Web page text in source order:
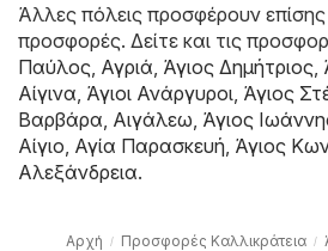
Άλλες πόλεις προσφέρουν επίσης
προσφορές. Δείτε και τις
Παύλος Αγριά Άγιος Δημήτριος
Αίγινα Άγιοι Ανάργυροι Άγιος
Βαρβάρα Αιγάλεω Άγιος
Αίγιο Αγία Παρασκευή Άγιος
Αλεξάνδρεια.
Αρχή Προσφορές Καλλικράτεια